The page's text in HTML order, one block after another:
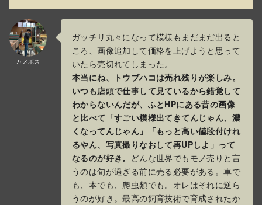
カメボス
ガッチリ丸々になって模様もまだまだ出ると
ころ、画像追加して価格を上げようと思って
いたら売切れてしまった。
本当にね、トウブハコは売れ残りが楽しみ。
いつも店頭で仕事して見ているから錯覚して
わからないんだが、ふとHPにある昔の画像
と比べて「すごい模様出てきてんじゃん、濃
くなってんじゃん」「もっと高い値段付けれ
るやん、写真撮りなおして再UPしよ」って
なるのが好き。 どんな世界でもモノ売りと言
うのは旬が過ぎる前に売る必要がある。車で
も、本でも、爬虫類でも。オレはそれに逆ら
うのが好き。最高の飼育技術で育成されたか